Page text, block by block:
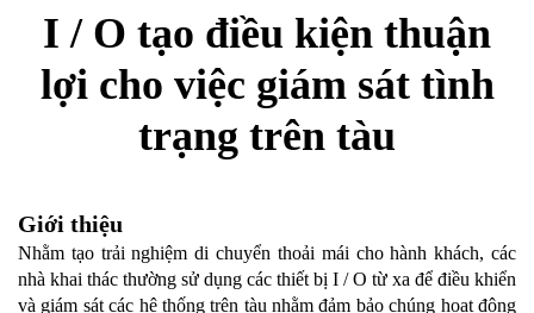
I / O tạo điều kiện thuận
lợi cho việc giám sát tình
trạng trên tàu
Giới thiệu
Nhằm tạo trải nghiệm di chuyển thoải mái cho hành khách, các
nhà khai thác thường sử dụng các thiết bị I / O từ xa để điều khiển
và giám sát các hệ thống trên tàu nhằm đảm bảo chúng hoạt động